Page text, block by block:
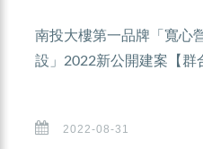
南投大樓第一品牌「寬心
設」2022新公開建案【群
2022-08-31